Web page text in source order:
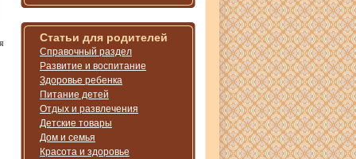
Статьи для родителей
Справочный раздел
Развитие и воспитание
Здоровье ребенка
Питание детей
Отдых и развлечения
Детские товары
Дом и семья
Красота и здоровье